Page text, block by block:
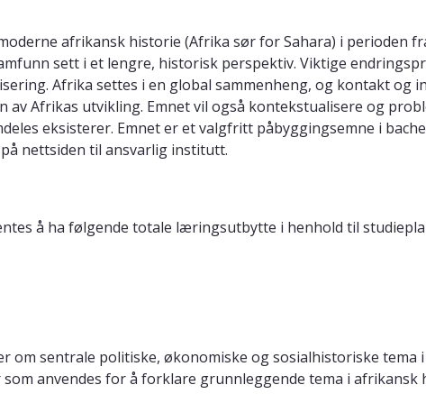
afrikansk historie (Afrika sør for Sahara) i perioden
sett i et lengre, historisk perspektiv. Viktige
Afrika settes i en global sammenheng, og kontakt og
av Afrikas utvikling. Emnet vil også kontekstualisere og
eksisterer. Emnet er et valgfritt påbyggingsemne i
nettsiden til ansvarlig institutt.
å ha følgende totale læringsutbytte i henhold til
om sentrale politiske, økonomiske og sosialhistoriske
anvendes for å forklare grunnleggende tema i